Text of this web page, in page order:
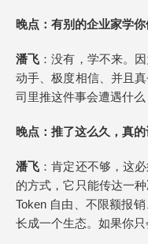
晚点 ：有别的企业家学
潘飞 ：没有，学不来。
动手、极度相信、并且
司里推这件事会遭遇什么
晚点 ：推了这么久，真
潘飞 ：肯定还不够，这
的方式，它只能传达一
Token 自由、不限额报
长成一个生态。如果你只